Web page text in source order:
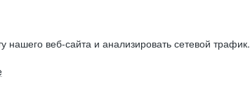
веб-сайта и анализировать сетевой трафик.